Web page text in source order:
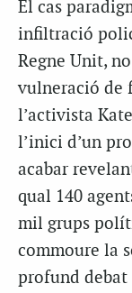
El cas
infiltració
Regne Unit,
vulneració de
l’activista
l’inici d’un
acabar
qual 140
mil grups
commoure la
profund debat